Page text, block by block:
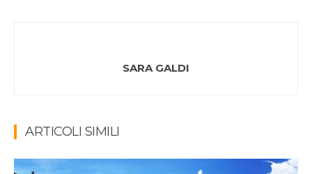
SARA GALDI
ARTICOLI SIMILI